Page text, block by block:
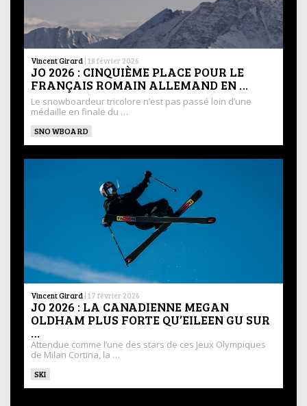
Vincent Girard | 18 février 2026
JO 2026 : CINQUIÈME PLACE POUR LE
FRANÇAIS ROMAIN ALLEMAND EN …
Le snowboardeur tricolore n’est pas passé loin d’une
médaille en finale du …
SNOWBOARD
Vincent Girard | 17 février 2026
JO 2026 : LA CANADIENNE MEGAN
OLDHAM PLUS FORTE QU’EILEEN GU SUR
…
Attendue comme l’une des stars de ces Jeux Olympiques
de Milan Cortina, la …
SKI